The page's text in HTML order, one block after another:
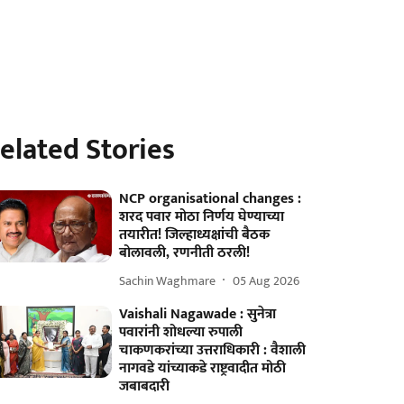
Stories
NCP organisational changes :
शरद पवार मोठा निर्णय घेण्याच्या
तयारीत! जिल्हाध्यक्षांची बैठक
बोलावली, रणनीती ठरली!
Sachin Waghmare 05 Aug 2026
Vaishali Nagawade : सुनेत्रा
पवारांनी शोधल्या रुपाली
चाकणकरांच्या उत्तराधिकारी : वैशाली
नागवडे यांच्याकडे राष्ट्रवादीत मोठी
जबाबदारी